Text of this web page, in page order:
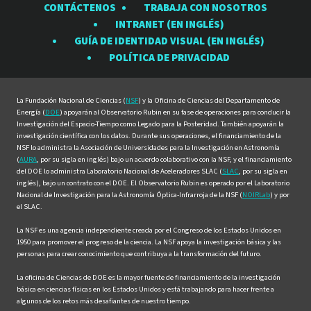
ObservatorioObservatorio
Rubin
en
Observatorio
Rubin
en
Observatorio
Rubin
en
Rubin
en
CONTÁCTENOS
TRABAJA CON NOSOTROS
INTRANET (EN INGLÉS)
GUÍA DE IDENTIDAD VISUAL (EN INGLÉS)
POLÍTICA DE PRIVACIDAD
La Fundación Nacional de Ciencias (NSF) y la Oficina de Ciencias del Departamento de
Energía (DOE) apoyarán al Observatorio Rubin en su fase de operaciones para conducir la
Investigación del Espacio-Tiempo como Legado para la Posteridad. También apoyarán la
investigación científica con los datos. Durante sus operaciones, el financiamiento de la
NSF lo administra la Asociación de Universidades para la Investigación en Astronomía
(AURA, por su sigla en inglés) bajo un acuerdo colaborativo con la NSF, y el financiamiento
del DOE lo administra Laboratorio Nacional de Aceleradores SLAC (SLAC, por su sigla en
inglés), bajo un contrato con el DOE. El Observatorio Rubin es operado por el Laboratorio
Nacional de Investigación para la Astronomía Óptica-Infrarroja de la NSF (NOIRLab) y por
el SLAC.
La NSF es una agencia independiente creada por el Congreso de los Estados Unidos en
1950 para promover el progreso de la ciencia. La NSF apoya la investigación básica y las
personas para crear conocimiento que contribuya a la transformación del futuro.
La oficina de Ciencias de DOE es la mayor fuente de financiamiento de la investigación
básica en ciencias físicas en los Estados Unidos y está trabajando para hacer frente a
algunos de los retos más desafiantes de nuestro tiempo.